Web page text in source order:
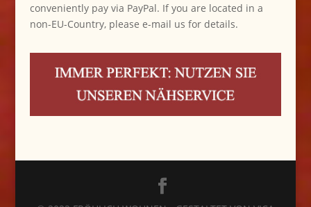
conveniently pay via PayPal. If you are located in a
non-EU-Country, please e-mail us for details.